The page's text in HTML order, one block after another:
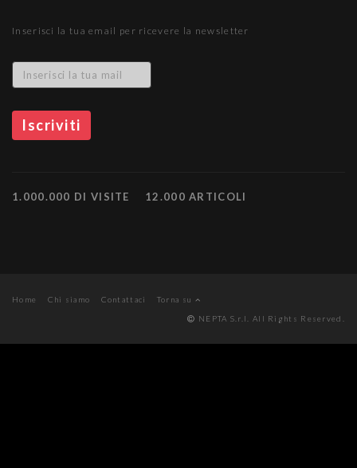
Inserisci la tua email per ricevere la newsletter
1.000.000 DI VISITE 12.000 ARTICOLI
Home Chi siamo Contattaci
Torna su
NEPTA S.r.l. All Rights Reserved.